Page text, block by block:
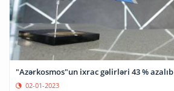
"Azərkosmos"un ixrac gəlirləri 43 % azalıb
02-01-2023